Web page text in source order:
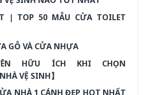
| TOP 50 MẪU CỬA TOILET
GỖ VÀ CỬA NHỰA
HỮU ÍCH KHI CHỌN
VỆ SINH】
NHÀ 1 CÁNH ĐẸP HOT NHẤT